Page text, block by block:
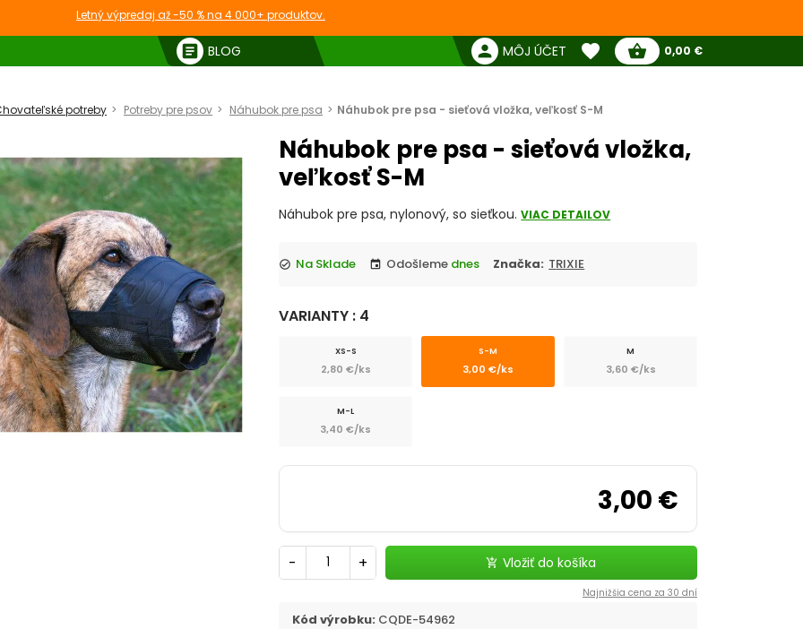
Letný výpredaj až -50 % na 4 000+ produktov.
article BLOG person MÔJ ÚČET favorite
Obľúbené produkty
shopping_basket
Pokladňa
0,00 €
potreby Potreby pre psov Náhubok pre psa Náhubok pre psa - sieťová vložka, veľkosť S-M
Náhubok pre psa - sieťová vložka,
veľkosť S-M
Náhubok pre psa, nylonový, so sieťkou.VIAC DETAILOV
check_circle Na Sklade event Odošleme dnes Značka: TRIXIE
VARIANTY : 4
XS-S
2,80 €/ks
S-M
3,00 €/ks
M
3,60 €/ks
M-L
3,40 €/ks
3,00 €
- + add_shopping_cart Vložiť do košíka
Najnižšia cena za 30 dní
Kód výrobku: CQDE-54962